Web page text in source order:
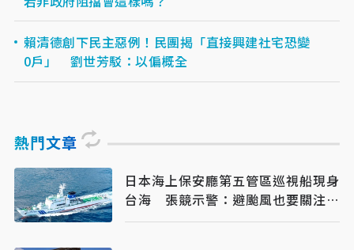
賴清德創下民主惡例！民團揭「直接興建社宅恐變
0戶」 劉世芳駁：以偏概全
熱門文章
日本海上保安廳第五管區巡視船現身
台海 張競示警：避颱風也要關注航
行動向